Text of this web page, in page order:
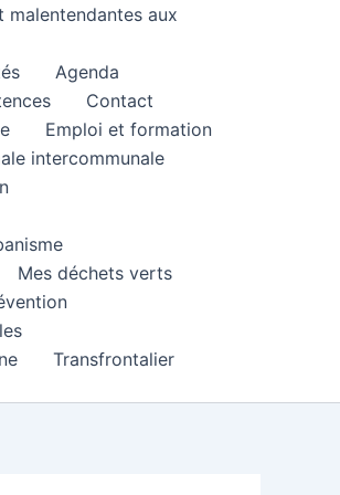
malentendantes aux
Agenda
Contact
Emploi et formation
intercommunale
Mes déchets verts
Transfrontalier